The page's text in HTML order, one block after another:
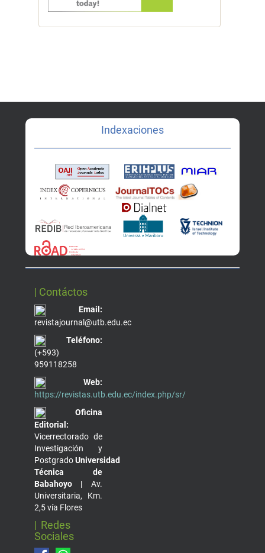
Indexaciones
| Contáctos
Email:
revistajournal@utb.edu.ec
Teléfono:
(+593)
959118258
Web:
https://revistas.utb.edu.ec/index.php/sr/
Oficina
Editorial:
Vicerrectorado de
Investigación y
PostgradoUniversidad
Técnica de
Babahoyo | Av.
Universitaria, Km.
2,5 vía Flores
| Redes
Sociales